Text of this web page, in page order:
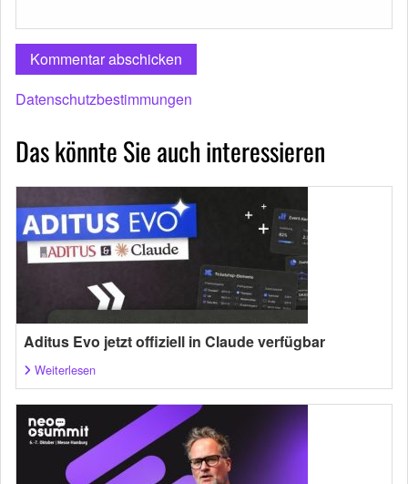
Datenschutzbestimmungen
Das könnte Sie auch interessieren
Aditus Evo jetzt offiziell in Claude verfügbar
Weiterlesen